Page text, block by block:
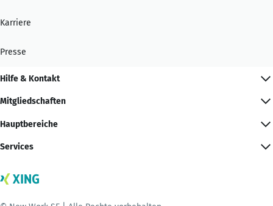
Karriere
Presse
Hilfe & Kontakt
Mitgliedschaften
Hauptbereiche
Services